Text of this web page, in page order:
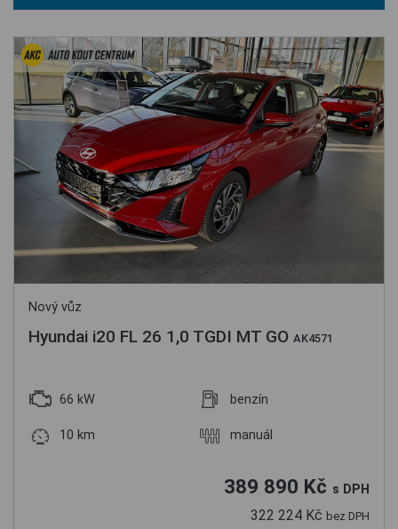
Nový vůz
Hyundai i20 FL 26 1,0 TGDI MT GO AK4571
66 kW benzín
10 km manuál
389 890 Kč s DPH
322 224 Kč bez DPH